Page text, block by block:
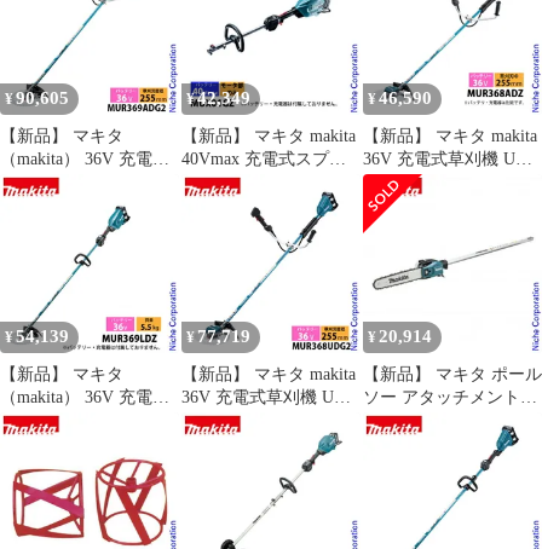
機 刈払機 刈払い機 充
電式 バッテリー式
ッテリ・充電器別売 チ
ップソー ナイロンコー
ド使用可能
¥90,605
【新品】 マキタ
（makita） 36V 充電式
草刈機 左右非対称Uハ
ンドル バッテリー ・充
MUR369ADG2 草刈り
機 草刈機 刈払機 刈払
い機 芝刈機 純正
¥42,349
【新品】 マキタ makita
40Vmax 充電式スプリ
ットモータ 本体のみ
MUX01GZ バッテリ
ー・充電器別売り モー
タ部のみ 草刈り ブロワ
ヘッジトリマ 純正
¥46,590
【新品】 マキタ makita
36V 充電式草刈機 Uハ
ンドル 左右非対称 本体
のみ MUR368ADZ 純正
品 両手ハンドル 非対称
電動 草刈機 草刈り機
刈払機 バッテリー式
¥54,139
【新品】 マキタ
（makita） 36V 充電式
草刈機 ループハンドル
草刈機 刈払機 刈払い機
充電式 バッテリー式 電
動 草刈り機 バッテリ・
充電器別売
¥77,719
【新品】 マキタ makita
36V 充電式草刈機 Uハ
ンドル MUR368UDG2
バッテリー・充電器付
き 純正品 両手ハンドル
電動 草刈機 草刈り機
刈払機 バッテリー式
¥ 20,914
【新品】 マキタ ポール
ソー アタッチメント
makita EY402MP A-
72257 多目的工具 スプ
リット 枝払い 剪定 チ
ェーンソー チェンソー